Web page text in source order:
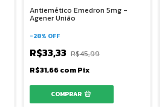
Antiemético Emedron 5mg -
Agener União
-28% OFF
R$33,33 R$45,99
R$31,66comPix